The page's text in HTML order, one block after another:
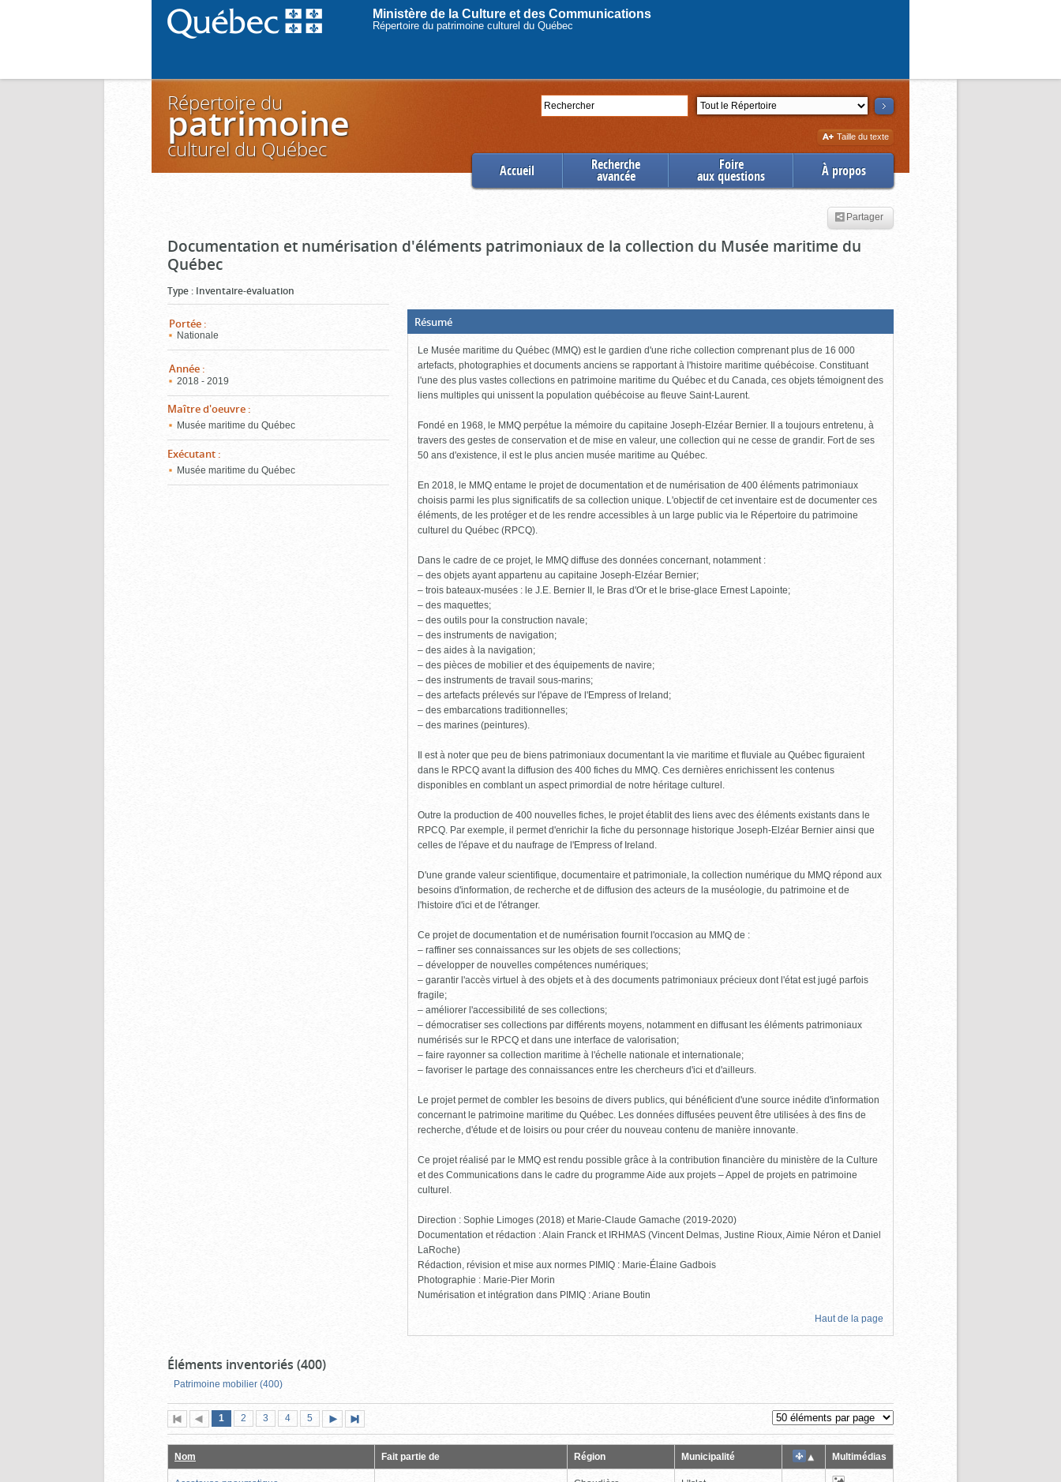
Ministère de la Culture et des Communications
Répertoire du patrimoine culturel du Québec
Rechercher Section
Augmenter
la
Taille du texte
Répertoire du
patrimoine
culturel du Québec
Accueil Recherche
avancée
Foire
aux questions À propos
Partager
Documentation et numérisation d'éléments patrimoniaux de la collection du Musée maritime du
Québec
Type : Inventaire-évaluation
Portée :
Nationale
Année :
2018 - 2019
Maître d'oeuvre :
Musée maritime du Québec
Exécutant :
Musée maritime du Québec
Résumé(Boite
ouverte,
cliquer
pour
fermer)
Le Musée maritime du Québec (MMQ) est le gardien d'une riche collection comprenant plus de 16 000
artefacts, photographies et documents anciens se rapportant à l'histoire maritime québécoise. Constituant
l'une des plus vastes collections en patrimoine maritime du Québec et du Canada, ces objets témoignent des
liens multiples qui unissent la population québécoise au fleuve Saint-Laurent.
Fondé en 1968, le MMQ perpétue la mémoire du capitaine Joseph-Elzéar Bernier. Il a toujours entretenu, à
travers des gestes de conservation et de mise en valeur, une collection qui ne cesse de grandir. Fort de ses
50 ans d'existence, il est le plus ancien musée maritime au Québec.
En 2018, le MMQ entame le projet de documentation et de numérisation de 400 éléments patrimoniaux
choisis parmi les plus significatifs de sa collection unique. L'objectif de cet inventaire est de documenter ces
éléments, de les protéger et de les rendre accessibles à un large public via le Répertoire du patrimoine
culturel du Québec (RPCQ).
Dans le cadre de ce projet, le MMQ diffuse des données concernant, notamment :
– des objets ayant appartenu au capitaine Joseph-Elzéar Bernier;
– trois bateaux-musées : le J.E. Bernier II, le Bras d'Or et le brise-glace Ernest Lapointe;
– des maquettes;
– des outils pour la construction navale;
– des instruments de navigation;
– des aides à la navigation;
– des pièces de mobilier et des équipements de navire;
– des instruments de travail sous-marins;
– des artefacts prélevés sur l'épave de l'Empress of Ireland;
– des embarcations traditionnelles;
– des marines (peintures).
Il est à noter que peu de biens patrimoniaux documentant la vie maritime et fluviale au Québec figuraient
dans le RPCQ avant la diffusion des 400 fiches du MMQ. Ces dernières enrichissent les contenus
disponibles en comblant un aspect primordial de notre héritage culturel.
Outre la production de 400 nouvelles fiches, le projet établit des liens avec des éléments existants dans le
RPCQ. Par exemple, il permet d'enrichir la fiche du personnage historique Joseph-Elzéar Bernier ainsi que
celles de l'épave et du naufrage de l'Empress of Ireland.
D'une grande valeur scientifique, documentaire et patrimoniale, la collection numérique du MMQ répond aux
besoins d'information, de recherche et de diffusion des acteurs de la muséologie, du patrimoine et de
l'histoire d'ici et de l'étranger.
Ce projet de documentation et de numérisation fournit l'occasion au MMQ de :
– raffiner ses connaissances sur les objets de ses collections;
– développer de nouvelles compétences numériques;
– garantir l'accès virtuel à des objets et à des documents patrimoniaux précieux dont l'état est jugé parfois
fragile;
– améliorer l'accessibilité de ses collections;
– démocratiser ses collections par différents moyens, notamment en diffusant les éléments patrimoniaux
numérisés sur le RPCQ et dans une interface de valorisation;
– faire rayonner sa collection maritime à l'échelle nationale et internationale;
– favoriser le partage des connaissances entre les chercheurs d'ici et d'ailleurs.
Le projet permet de combler les besoins de divers publics, qui bénéficient d'une source inédite d'information
concernant le patrimoine maritime du Québec. Les données diffusées peuvent être utilisées à des fins de
recherche, d'étude et de loisirs ou pour créer du nouveau contenu de manière innovante.
Ce projet réalisé par le MMQ est rendu possible grâce à la contribution financière du ministère de la Culture
et des Communications dans le cadre du programme Aide aux projets – Appel de projets en patrimoine
culturel.
Direction : Sophie Limoges (2018) et Marie-Claude Gamache (2019-2020)
Documentation et rédaction : Alain Franck et IRHMAS (Vincent Delmas, Justine Rioux, Aimie Néron et Daniel
LaRoche)
Rédaction, révision et mise aux normes PIMIQ : Marie-Élaine Gadbois
Photographie : Marie-Pier Morin
Numérisation et intégration dans PIMIQ : Ariane Boutin
Haut de la page
Éléments inventoriés (400)
Patrimoine mobilier (400)
Première
page
Page
précédente
Page
1 (page
actuelle)
Page
2 Page
3 Page
4 Page
5
suivante
page
Nom Fait partie de Région Municipalité Multimédias